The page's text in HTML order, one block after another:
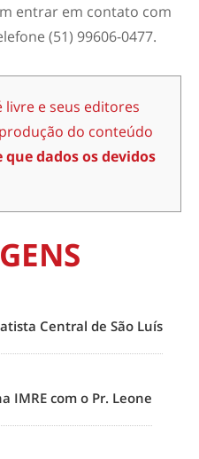
entrar em contato com
(51) 99606-0477.
livre e seus editores
do conteúdo
que dados os devidos
Central de São Luís
IMRE com o Pr. Leone